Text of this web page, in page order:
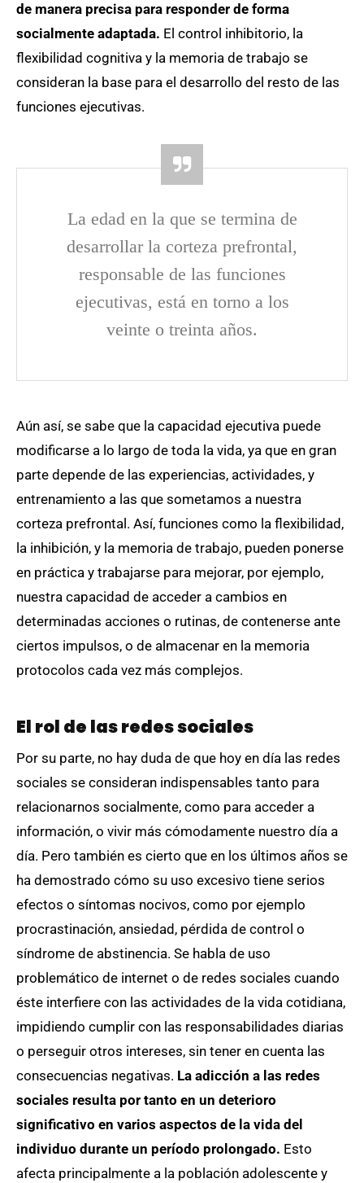
de manera precisa para responder de forma
socialmente adaptada. El control inhibitorio, la
flexibilidad cognitiva y la memoria de trabajo se
consideran la base para el desarrollo del resto de las
funciones ejecutivas.
La edad en la que se termina de
desarrollar la corteza prefrontal,
responsable de las funciones
ejecutivas, está en torno a los
veinte o treinta años.
Aún así, se sabe que la capacidad ejecutiva puede
modificarse a lo largo de toda la vida, ya que en gran
parte depende de las experiencias, actividades, y
entrenamiento a las que sometamos a nuestra
corteza prefrontal. Así, funciones como la flexibilidad,
la inhibición, y la memoria de trabajo, pueden ponerse
en práctica y trabajarse para mejorar, por ejemplo,
nuestra capacidad de acceder a cambios en
determinadas acciones o rutinas, de contenerse ante
ciertos impulsos, o de almacenar en la memoria
protocolos cada vez más complejos.
El rol de las redes sociales
Por su parte, no hay duda de que hoy en día las redes
sociales se consideran indispensables tanto para
relacionarnos socialmente, como para acceder a
información, o vivir más cómodamente nuestro día a
día. Pero también es cierto que en los últimos años se
ha demostrado cómo su uso excesivo tiene serios
efectos o síntomas nocivos, como por ejemplo
procrastinación, ansiedad, pérdida de control o
síndrome de abstinencia. Se habla de uso
problemático de internet o de redes sociales cuando
éste interfiere con las actividades de la vida cotidiana,
impidiendo cumplir con las responsabilidades diarias
o perseguir otros intereses, sin tener en cuenta las
consecuencias negativas. La adicción a las redes
sociales resulta por tanto en un deterioro
significativo en varios aspectos de la vida del
individuo durante un período prolongado. Esto
afecta principalmente a la población adolescente y